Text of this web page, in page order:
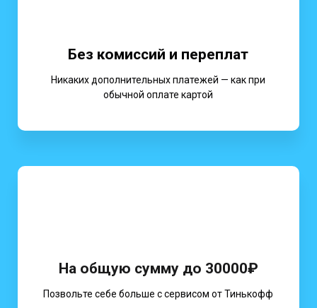
Без комиссий и переплат
Никаких дополнительных платежей — как при
обычной оплате картой
На общую сумму до 30000₽
Позвольте себе больше с сервисом от Тинькофф